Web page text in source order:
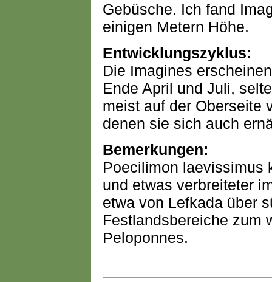
Gebüsche. Ich fand
einigen Metern Höhe.
Entwicklungszyklus:
Die Imagines
Ende April und Juli,
meist auf der Oberseite
denen sie sich auch
Bemerkungen:
Poecilimon laevissimus
und etwas verbreiteter
etwa von Lefkada über
Festlandsbereiche zum
Peloponnes.